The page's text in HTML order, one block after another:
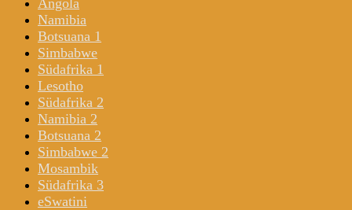
Namibia
Botsuana 1
Simbabwe
Südafrika 1
Lesotho
Südafrika 2
Namibia 2
Botsuana 2
Simbabwe 2
Mosambik
Südafrika 3
eSwatini